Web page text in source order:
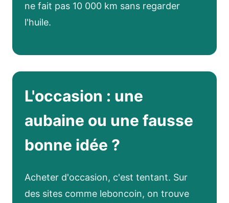
ne fait pas 10 000 km sans regarder
l'huile.
L'occasion : une
aubaine ou une fausse
bonne idée ?
Acheter d'occasion, c'est tentant. Sur
des sites comme leboncoin, on trouve